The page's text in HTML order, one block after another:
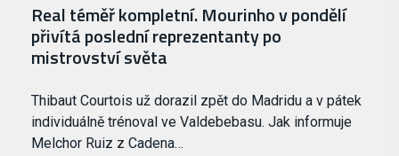
Real téměř kompletní. Mourinho v pondělí
přivítá poslední reprezentanty po
mistrovství světa
Thibaut Courtois už dorazil zpět do Madridu a v pátek
individuálně trénoval ve Valdebebasu. Jak informuje
Melchor Ruiz z Cadena…